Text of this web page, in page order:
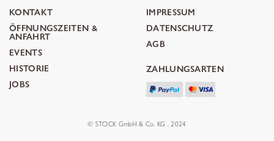
KONTAKT
ÖFFNUNGSZEITEN &
ANFAHRT
EVENTS
HISTORIE
JOBS
IMPRESSUM
DATENSCHUTZ
AGB
ZAHLUNGSARTEN
© STOCK GmbH & Co. KG . 2024